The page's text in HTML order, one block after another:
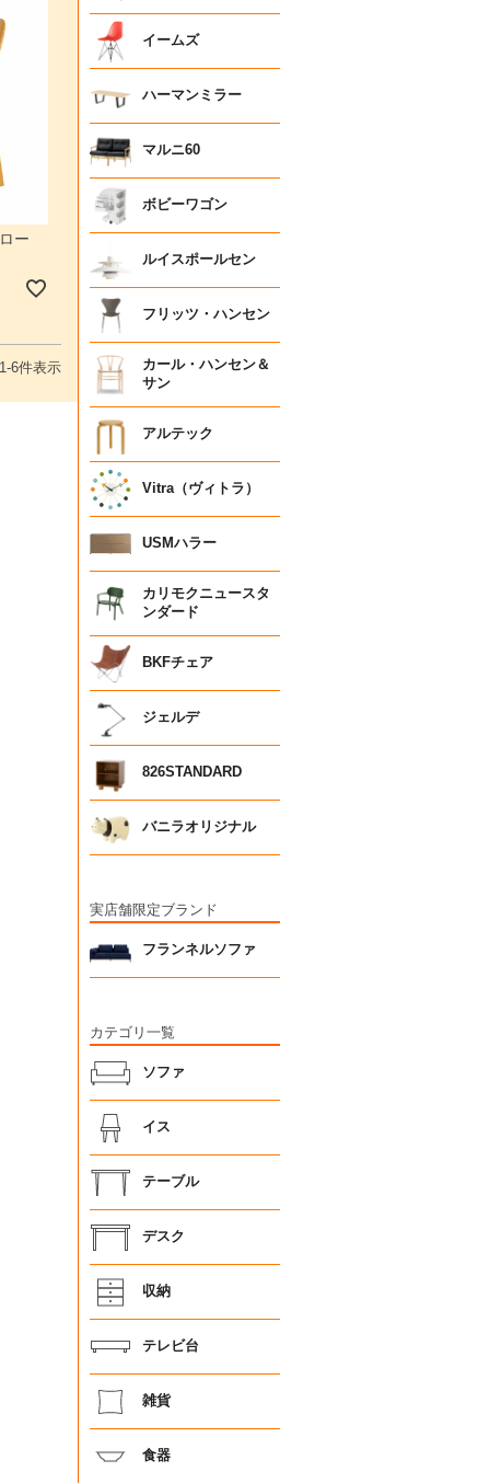
ー
-6件表示
イームズ
ハーマンミラー
マルニ60
ボビーワゴン
ルイスポールセン
フリッツ・ハンセン
カール・ハンセン＆
サン
アルテック
Vitra（ヴィトラ）
USMハラー
カリモクニュースタ
ンダード
BKFチェア
ジェルデ
826STANDARD
バニラオリジナル
実店舗限定ブランド
フランネルソファ
カテゴリ一覧
ソファ
イス
テーブル
デスク
収納
テレビ台
雑貨
食器